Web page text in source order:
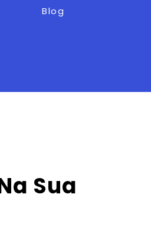
Blog
Sua